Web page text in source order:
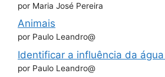
por Maria José Pereira
Animais
por Paulo Leandro@
Identificar a influência da
por Paulo Leandro@